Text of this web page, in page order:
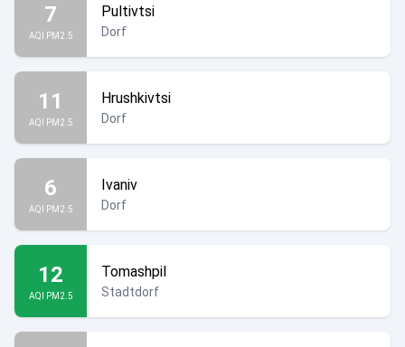
7
AQI PM2.5
Pultivtsi
Dorf
11
AQI PM2.5
Hrushkivtsi
Dorf
6
AQI PM2.5
Ivaniv
Dorf
12
AQI PM2.5
Tomashpil
Stadtdorf